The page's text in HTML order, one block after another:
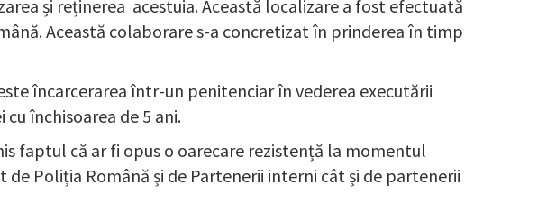
și reținerea acestuia. Această localizare a fost efectuată
Această colaborare s-a concretizat în prinderea în timp
încarcerarea într-un penitenciar în vederea executării
închisoarea de 5 ani.
faptul că ar fi opus o oarecare rezistență la momentul
Poliția Română și de Partenerii interni cât și de partenerii